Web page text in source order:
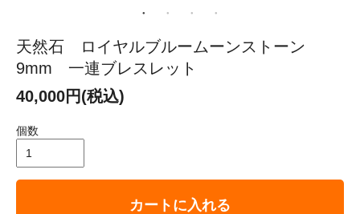
天然石 ロイヤルブルームーンストーン
9mm 一連ブレスレット
40,000円(税込)
個数
カートに入れる